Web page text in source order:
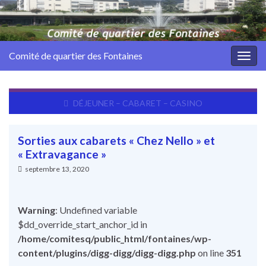
Comité de quartier des Fontaines
DÉJEUNER – CABARET – CASINO
Sorties aux cabarets « Chez Nello » et
« Extravagance »
septembre 13, 2020
Warning: Undefined variable
$dd_override_start_anchor_id in
/home/comitesq/public_html/fontaines/wp-
content/plugins/digg-digg/digg-digg.php on line 351